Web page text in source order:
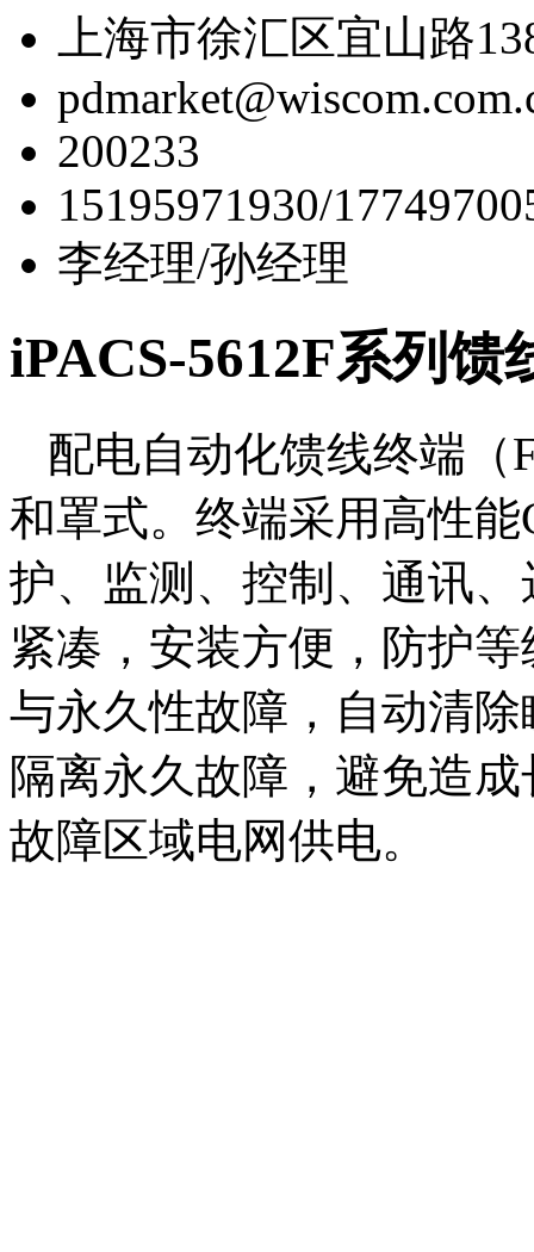
上海市徐汇区宜山路
200233
15195971930/
李经理/孙经理
iPACS-5612F系列馈
配电自动化馈线终端（
和罩式。终端采用高性
护、监测、控制、通讯
紧凑，安装方便，防护
与永久性故障，自动清
隔离永久故障，避免造
故障区域电网供电。